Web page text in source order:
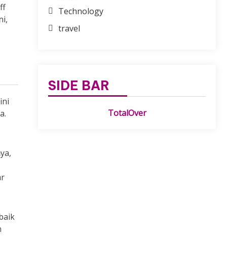
Technology
travel
SIDE BAR
TotalOver